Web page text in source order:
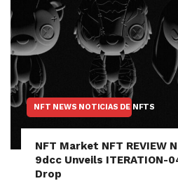
NFT NEWS NOTICIAS DE NFTS
NFT Market NFT REVIEW
9dcc Unveils ITERATION-
Drop